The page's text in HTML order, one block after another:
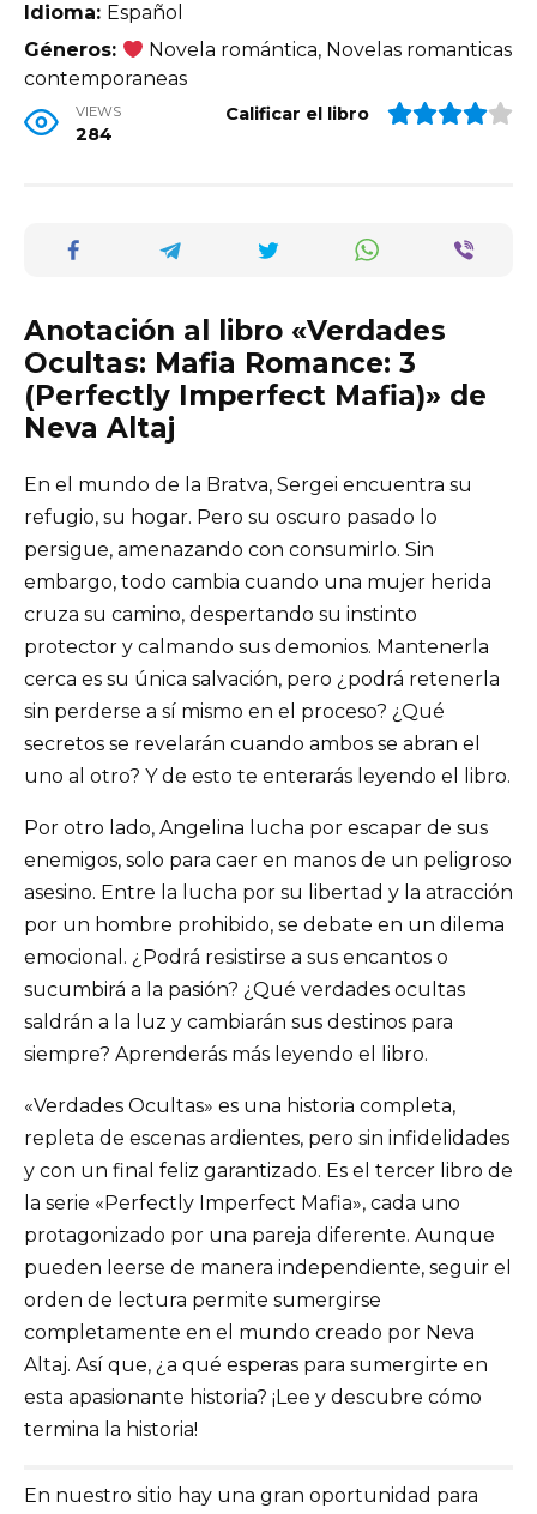
Idioma: Español
Géneros:
Novela romántica, Novelas romanticas
contemporaneas
VIEWS
284
Calificar el libro
Anotación al libro «Verdades
Ocultas: Mafia Romance: 3
(Perfectly Imperfect Mafia)» de
Neva Altaj
En el mundo de la Bratva, Sergei encuentra su
refugio, su hogar. Pero su oscuro pasado lo
persigue, amenazando con consumirlo. Sin
embargo, todo cambia cuando una mujer herida
cruza su camino, despertando su instinto
protector y calmando sus demonios. Mantenerla
cerca es su única salvación, pero ¿podrá retenerla
sin perderse a sí mismo en el proceso? ¿Qué
secretos se revelarán cuando ambos se abran el
uno al otro? Y de esto te enterarás leyendo el libro.
Por otro lado, Angelina lucha por escapar de sus
enemigos, solo para caer en manos de un peligroso
asesino. Entre la lucha por su libertad y la atracción
por un hombre prohibido, se debate en un dilema
emocional. ¿Podrá resistirse a sus encantos o
sucumbirá a la pasión? ¿Qué verdades ocultas
saldrán a la luz y cambiarán sus destinos para
siempre? Aprenderás más leyendo el libro.
«Verdades Ocultas» es una historia completa,
repleta de escenas ardientes, pero sin infidelidades
y con un final feliz garantizado. Es el tercer libro de
la serie «Perfectly Imperfect Mafia», cada uno
protagonizado por una pareja diferente. Aunque
pueden leerse de manera independiente, seguir el
orden de lectura permite sumergirse
completamente en el mundo creado por Neva
Altaj. Así que, ¿a qué esperas para sumergirte en
esta apasionante historia? ¡Lee y descubre cómo
termina la historia!
En nuestro sitio hay una gran oportunidad para